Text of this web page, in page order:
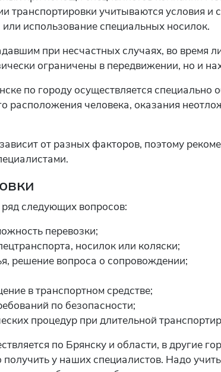
транспортировки учитываются условия и
использование специальных носилок.
при несчастных случаях, во время
ограничены в передвижении, но и
по городу осуществляется специально
расположения человека, оказания
от разных факторов, поэтому
следующих вопросов:
перевозки;
носилок или коляски;
решение вопроса о сопровождении;
в транспортном средстве;
по безопасности;
процедур при длительной
по Брянску и области, в другие
у наших специалистов. Надо